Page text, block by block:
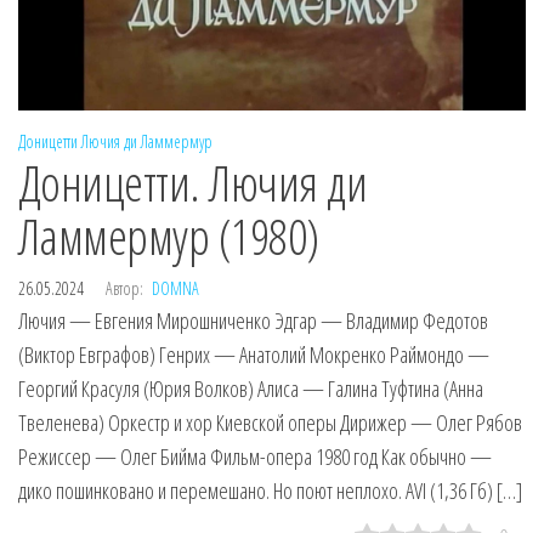
Доницетти Лючия ди Ламмермур
Доницетти. Лючия ди
Ламмермур (1980)
26.05.2024 Автор: DOMNA
Лючия — Евгения Мирошниченко Эдгар — Владимир Федотов
(Виктор Евграфов) Генрих — Анатолий Мокренко Раймондо —
Георгий Красуля (Юрия Волков) Алиса — Галина Туфтина (Анна
Твеленева) Оркестр и хор Киевской оперы Дирижер — Олег Рябов
Режиссер — Олег Бийма Фильм-опера 1980 год Как обычно —
дико пошинковано и перемешано. Но поют неплохо. AVI (1,36 Гб) […]